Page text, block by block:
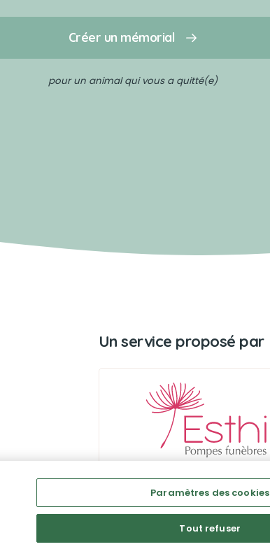
Créer un mémorial
pour un animal qui vous a quitté(e)
Un service proposé par
Paramètres des cookies
Tout refuser